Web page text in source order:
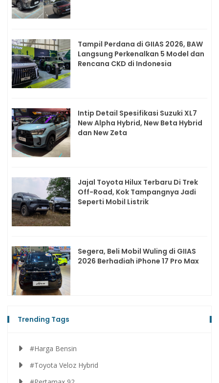
Tampil Perdana di GIIAS 2026, BAW
Langsung Perkenalkan 5 Model dan
Rencana CKD di Indonesia
Intip Detail Spesifikasi Suzuki XL7
New Alpha Hybrid, New Beta Hybrid
dan New Zeta
Jajal Toyota Hilux Terbaru Di Trek
Off-Road, Kok Tampangnya Jadi
Seperti Mobil Listrik
Segera, Beli Mobil Wuling di GIIAS
2026 Berhadiah iPhone 17 Pro Max
Trending Tags
#Harga Bensin
#Toyota Veloz Hybrid